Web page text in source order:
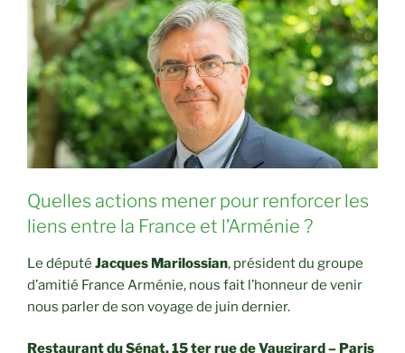
Quelles actions mener pour renforcer les
liens entre la France et l’Arménie ?
Le député Jacques Marilossian, président du groupe
d’amitié France Arménie, nous fait l’honneur de venir
nous parler de son voyage de juin dernier.
Restaurant du Sénat, 15 ter rue de Vaugirard – Paris